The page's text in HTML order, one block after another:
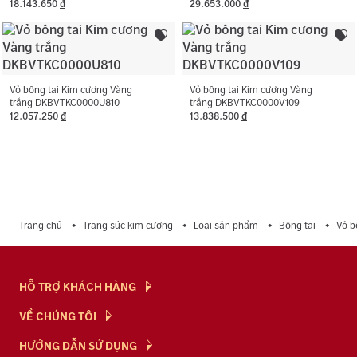
18.143.650 đ
29.653.000 đ
Vỏ bông tai Kim cương Vàng
trắng DKBVTKC0000U810
12.057.250 đ
Vỏ bông tai Kim cương Vàng
trắng DKBVTKC0000V109
13.838.500 đ
Trang chủ Trang sức kim cương Loại sản phẩm Bông tai Vỏ
HỖ TRỢ KHÁCH HÀNG
Hỏi & Đáp
Chính Sách
VỀ CHÚNG TÔI
NTJ Flagship
HƯỚNG DẪN SỬ DỤNG